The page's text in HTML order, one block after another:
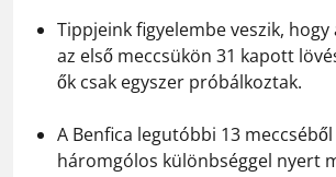
Tippjeink figyelembe veszik, hogy
az első meccsükön 31 kapott
ők csak egyszer próbálkoztak.
A Benfica legutóbbi 13
háromgólos különbséggel nyert